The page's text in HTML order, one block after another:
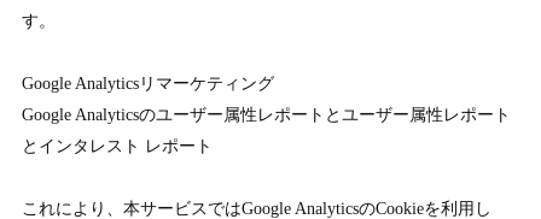
す。
Google Analyticsリマーケティング
Google Analyticsのユーザー属性レポートとユーザー属性レポート
とインタレスト レポート
これにより、本サービスではGoogle AnalyticsのCookieを利用し